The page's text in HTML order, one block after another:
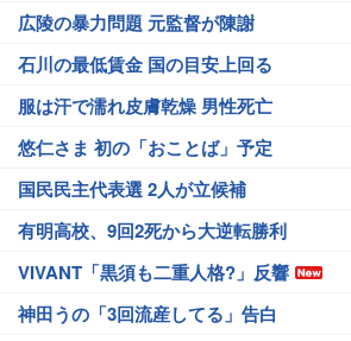
広陵の暴力問題 元監督が陳謝
石川の最低賃金 国の目安上回る
服は汗で濡れ皮膚乾燥 男性死亡
悠仁さま 初の「おことば」予定
国民民主代表選 2人が立候補
有明高校、9回2死から大逆転勝利
VIVANT「黒須も二重人格?」反響
神田うの「3回流産してる」告白